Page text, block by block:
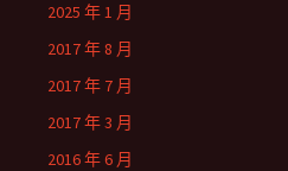
2025 年 1 月
2017 年 8 月
2017 年 7 月
2017 年 3 月
2016 年 6 月